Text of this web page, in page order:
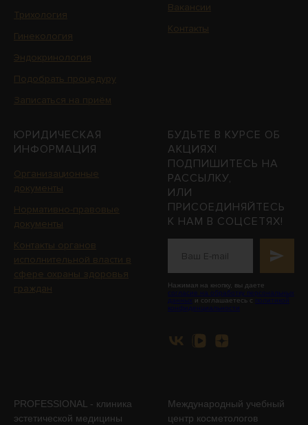
Трихология
Гинекология
Эндокринология
Подобрать процедуру
Записаться на приём
Вакансии
Контакты
ЮРИДИЧЕСКАЯ
ИНФОРМАЦИЯ
Организационные
документы
Нормативно-правовые
документы
Контакты органов
исполнительной власти в
сфере охраны здоровья
граждан
БУДЬТЕ В КУРСЕ ОБ
АКЦИЯХ!
ПОДПИШИТЕСЬ НА
РАССЫЛКУ,
ИЛИ
ПРИСОЕДИНЯЙТЕСЬ
К НАМ В СОЦСЕТЯХ!
Нажимая на кнопку, вы даете
согласие на обработку персональных
данных и соглашаетесь с политикой
конфиденциальности
PROFESSIONAL - клиника
эстетической медицины
Международный учебный
центр косметологов